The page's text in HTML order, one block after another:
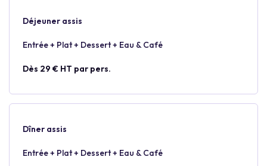
Déjeuner assis
Entrée + Plat + Dessert + Eau & Café
Dès 29 € HT par pers.
Dîner assis
Entrée + Plat + Dessert + Eau & Café